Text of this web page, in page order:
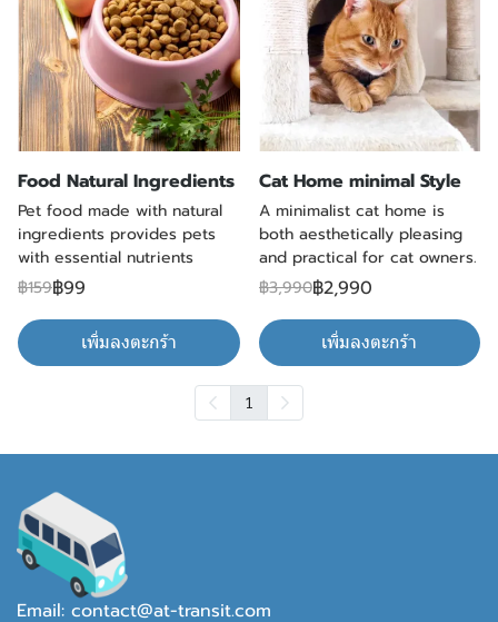
Food Natural Ingredients
Pet food made with natural
ingredients provides pets
with essential nutrients
฿159฿99
เพิ่มลงตะกร้า
Cat Home minimal Style
A minimalist cat home is
both aesthetically pleasing
and practical for cat owners.
฿3,990฿2,990
เพิ่มลงตะกร้า
1
Email: contact@at-transit.com